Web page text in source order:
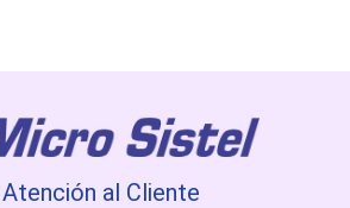
Atención al Cliente